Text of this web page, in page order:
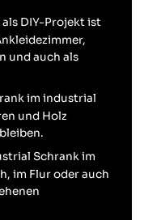
DIY-Projekt ist
und auch als
im industrial
und Holz
Schrank im
im Flur oder auch